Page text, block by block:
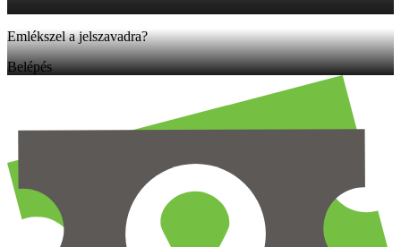
Emlékszel a jelszavadra?
Belépés